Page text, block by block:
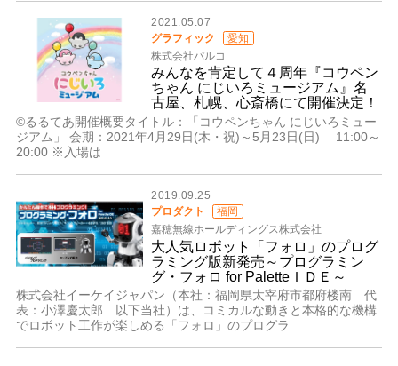
2021.05.07
グラフィック
愛知
株式会社パルコ
みんなを肯定して４周年『コウペン
ちゃん にじいろミュージアム』名
古屋、札幌、心斎橋にて開催決定！
©るるてあ開催概要タイトル：「コウペンちゃん にじいろミュー
ジアム」 会期：2021年4月29日(木・祝)～5月23日(日) 11:00～
20:00 ※入場は
2019.09.25
プロダクト
福岡
嘉穂無線ホールディングス株式会社
大人気ロボット「フォロ」のプログ
ラミング版新発売～プログラミン
グ・フォロ for PaletteＩＤＥ～
株式会社イーケイジャパン（本社：福岡県太宰府市都府楼南 代
表：小澤慶太郎 以下当社）は、コミカルな動きと本格的な機構
でロボット工作が楽しめる「フォロ」のプログラ